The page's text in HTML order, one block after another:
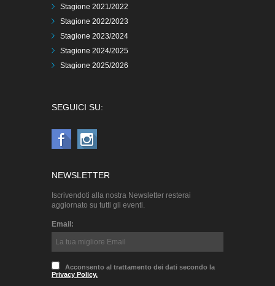
Stagione 2021/2022
Stagione 2022/2023
Stagione 2023/2024
Stagione 2024/2025
Stagione 2025/2026
SEGUICI SU:
NEWSLETTER
Iscrivendoti alla nostra Newsletter resterai
aggiornato su tutti gli eventi.
Email:
Acconsento al trattamento dei dati secondo la
Privacy Policy.